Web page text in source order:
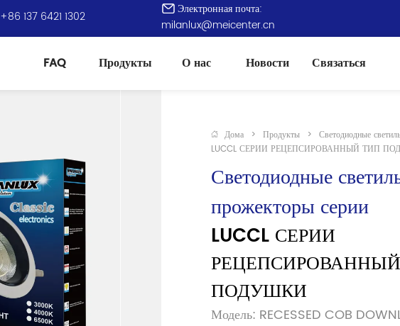
+86 137 6421 1302
Электронная почта:
milanlux@meicenter.cn
FAQ Продукты О нас Новости Связаться
Дома > Продукты > Светодиодные
LUCCL СЕРИИ РЕЦЕПСИРОВАННЫЙ ТИП
Светодиодные
прожекторы серии
LUCCL СЕРИИ
ПОДУШКИ
Модель: RECESSED COB